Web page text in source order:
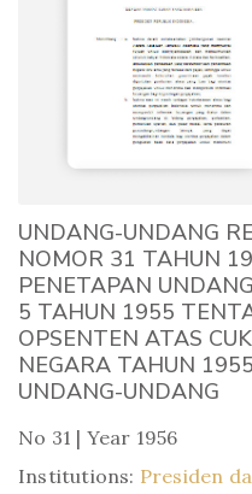
UNDANG-UNDANG
NOMOR 31 TAHUN
PENETAPAN
5 TAHUN 1955
OPSENTEN ATAS
NEGARA TAHUN
UNDANG-UNDANG
No 31 | Year 1956
Institutions: Presiden